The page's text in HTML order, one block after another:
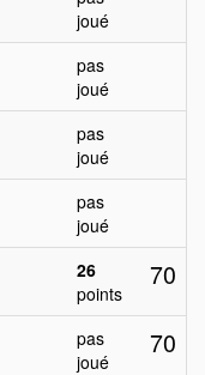
joué
pas
joué
pas
joué
pas
joué
26
points
70
pas
joué
70